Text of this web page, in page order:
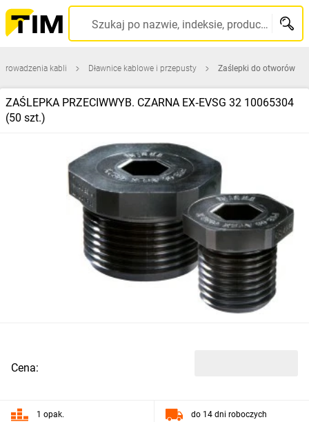
Szukaj po nazwie, indeksie, producencie, kodzie kreskowym...
kabli Dławnice kablowe i przepusty Zaślepki do otworów
ZAŚLEPKA PRZECIWWYB. CZARNA EX‑EVSG 32 10065304
(50 szt.)
Cena:
1 opak. do 14 dni roboczych